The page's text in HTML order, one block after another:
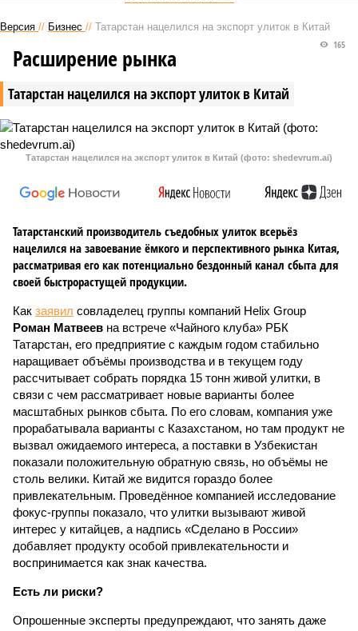
Версия // Бизнес // Татарстан нацелился на экспорт улиток в Китай
Татарстан нацелился на экспорт улиток в Китай
165
Расширение рынка
Татарстан нацелился на экспорт улиток в Китай (фото: shedevrum.ai)
Татарстанский производитель съедобных улиток всерьёз
нацелился на завоевание ёмкого и перспективного рынка Китая,
рассматривая его как потенциально бездонный канал сбыта для
своей быстрорастущей продукции.
Как заявил совладелец группы компаний Helix Group
Роман Матвеев на встрече «Чайного клуба» РБК
Татарстан, его предприятие с каждым годом стабильно
наращивает объёмы производства и в текущем году
рассчитывает собрать порядка 15 тонн живой улитки, в
связи с чем рассматривает новые варианты более
масштабных рынков сбыта. По его словам, компания уже
прорабатывала варианты с Казахстаном, но там продукт не
вызвал ожидаемого интереса, а поставки в Узбекистан
показали положительную обратную связь, но объёмы не
столь велики. Китай же видится гораздо более
привлекательным. Проведённое компанией исследование
фокус-группы показало, что улитки вызывают живой
интерес у китайцев, а надпись «Сделано в России»
добавляет продукту особой привлекательности и
воспринимается как знак качества.
Есть ли риски?
Опрошенные эксперты предупреждают, что занять даже